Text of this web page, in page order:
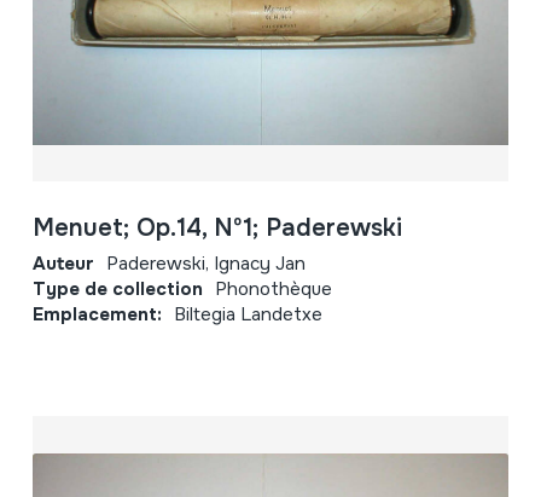
Menuet; Op.14, Nº1; Paderewski
Auteur Paderewski, Ignacy Jan
Type de collection Phonothèque
Emplacement: Biltegia Landetxe